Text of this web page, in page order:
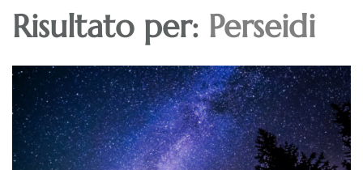
Risultato per: Perseidi